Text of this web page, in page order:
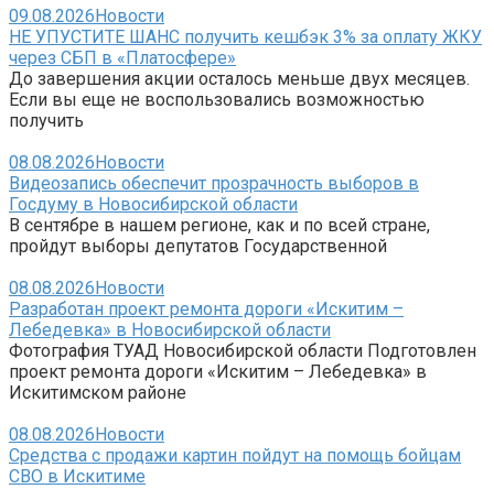
09.08.2026Новости
НЕ УПУСТИТЕ ШАНС получить кешбэк 3% за оплату ЖКУ
через СБП в «Платосфере»
До завершения акции осталось меньше двух месяцев.
Если вы еще не воспользовались возможностью
получить
08.08.2026Новости
Видеозапись обеспечит прозрачность выборов в
Госдуму в Новосибирской области
В сентябре в нашем регионе, как и по всей стране,
пройдут выборы депутатов Государственной
08.08.2026Новости
Разработан проект ремонта дороги «Искитим –
Лебедевка» в Новосибирской области
Фотография ТУАД Новосибирской области Подготовлен
проект ремонта дороги «Искитим – Лебедевка» в
Искитимском районе
08.08.2026Новости
Средства с продажи картин пойдут на помощь бойцам
СВО в Искитиме